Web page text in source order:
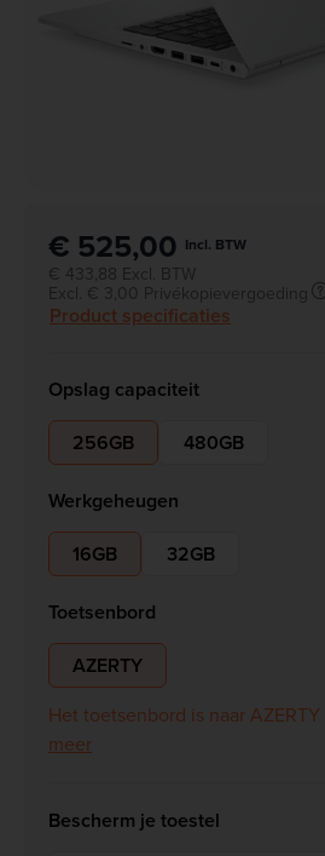
€ 525,00 Incl. BTW
€ 433,88 Excl. BTW
Excl. € 3,00 Privékopievergoeding
Product specificaties
Opslag capaciteit
256GB
480GB
Werkgeheugen
16GB
32GB
Toetsenbord
AZERTY
Het toetsenbord is naar
meer
Bescherm je toestel